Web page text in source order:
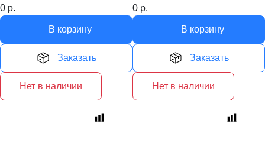
0 р.
В корзину
Заказать
Нет в наличии
0 р.
В корзину
Заказать
Нет в наличии